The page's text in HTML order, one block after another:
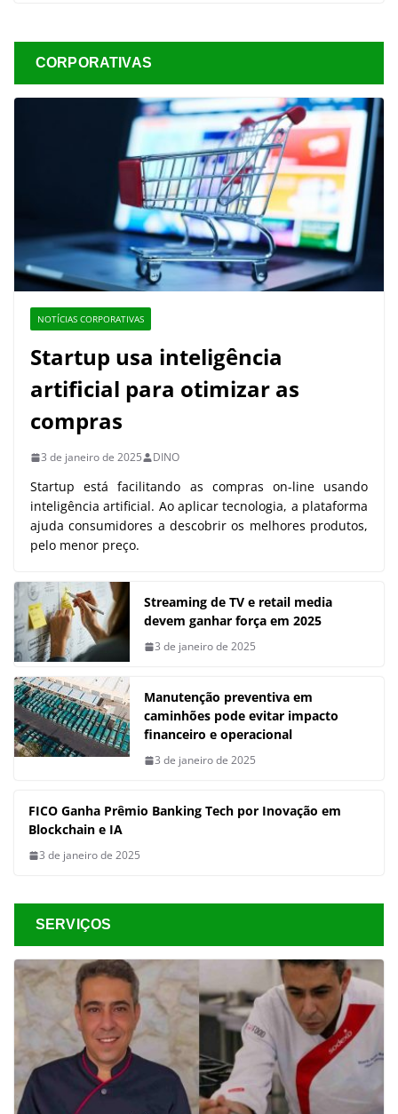
CORPORATIVAS
NOTÍCIAS CORPORATIVAS
Startup usa inteligência
artificial para otimizar as
compras
3 de janeiro de 2025 DINO
Startup está facilitando as compras on-line usando
inteligência artificial. Ao aplicar tecnologia, a plataforma
ajuda consumidores a descobrir os melhores produtos,
pelo menor preço.
Streaming de TV e retail media
devem ganhar força em 2025
3 de janeiro de 2025
Manutenção preventiva em
caminhões pode evitar impacto
financeiro e operacional
3 de janeiro de 2025
FICO Ganha Prêmio Banking Tech por Inovação em
Blockchain e IA
3 de janeiro de 2025
SERVIÇOS